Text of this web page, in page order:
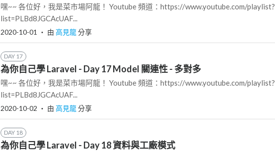
嘿~~ 各位好，我是菜市場阿龍！ Youtube 頻道：https://www.youtube.com/playlist?
list=PLBd8JGCAcUAF...
2020-10-01 ‧ 由 高見龍分享
DAY 17
為你自己學 Laravel - Day 17 Model 關連性 - 多對多
嘿~~ 各位好，我是菜市場阿龍！ Youtube 頻道：https://www.youtube.com/playlist?
list=PLBd8JGCAcUAF...
2020-10-02 ‧ 由 高見龍分享
DAY 18
為你自己學 Laravel - Day 18 資料與工廠模式